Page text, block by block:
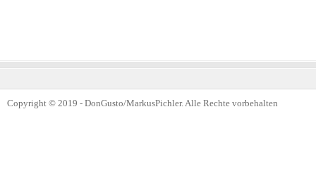
Copyright © 2019 - DonGusto/MarkusPichler. Alle Rechte vorbehalten